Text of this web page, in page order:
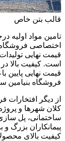
قالب بتن خاص
تامین مواد اولیه
اختصاصی فروشگاه
قیمت نهایی
است. کیفیت بالا در
قیمت نهایی پایین
فروشگاه بنیامین
از دیگر افتخارات
کلان شهرها و
ساختمانی، پل
پیمانکاران بزرگ و
کیفیت بالای